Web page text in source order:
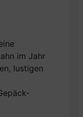
im Jahr
lustigen